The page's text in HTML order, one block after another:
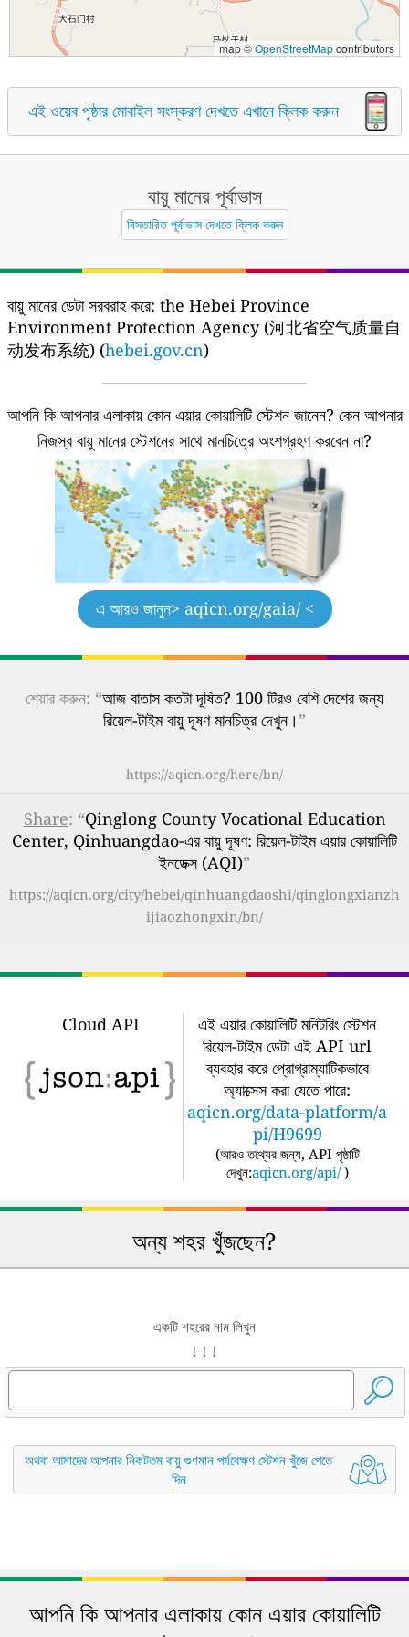
map ©OpenStreetMapcontributors
এই ওয়েব পৃষ্ঠার মোবাইল সংস্করণ দেখতে এখানে ক্লিক করুন
বায়ু মানের পূর্বাভাস
বিস্তারিত পূর্বাভাস দেখতে ক্লিক করুন
বায়ু মানের ডেটা সরবরাহ করে: the Hebei Province
Environment Protection Agency (河北省空气质量自
动发布系统) (hebei.gov.cn)
আপনি কি আপনার এলাকায় কোন এয়ার কোয়ালিটি স্টেশন জানেন? কেন আপনার
নিজস্ব বায়ু মানের স্টেশনের সাথে মানচিত্রে অংশগ্রহণ করবেন না?
এ আরও জানুন> aqicn.org/gaia/ <
শেয়ার করুন: “আজ বাতাস কতটা দূষিত? 100 টিরও বেশি দেশের জন্য
রিয়েল-টাইম বায়ু দূষণ মানচিত্র দেখুন।”
https://aqicn.org/here/bn/
Share: “Qinglong County Vocational Education
Center, Qinhuangdao-এর বায়ু দূষণ: রিয়েল-টাইম এয়ার কোয়ালিটি
ইনডেক্স (AQI)”
https://aqicn.org/city/hebei/qinhuangdaoshi/qinglongxianzh
ijiaozhongxin/bn/
Cloud API
এই এয়ার কোয়ালিটি মনিটরিং স্টেশন
রিয়েল-টাইম ডেটা এই API url
ব্যবহার করে প্রোগ্রাম্যাটিকভাবে
অ্যাক্সেস করা যেতে পারে:
aqicn.org/data-platform/a
pi/H9699
(আরও তথ্যের জন্য, API পৃষ্ঠাটি
দেখুন:aqicn.org/api/ )
অন্য শহর খুঁজছেন?
একটি শহরের নাম লিখুন
↓ ↓ ↓
অথবা আমাদের আপনার নিকটতম বায়ু গুণমান পর্যবেক্ষণ স্টেশন খুঁজে পেতে
দিন
আপনি কি আপনার এলাকায় কোন এয়ার কোয়ালিটি